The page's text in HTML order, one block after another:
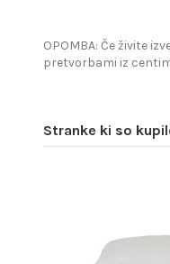
OPOMBA: Če živite
pretvorbami iz
Stranke ki so